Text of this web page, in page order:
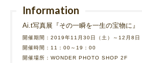
Information
Ai.t写真展『その一瞬を一生の宝物に』
開催期間：2019年11月30日（土）～12月8日
開催時間：11：00～19：00
開催場所：WONDER PHOTO SHOP 2F